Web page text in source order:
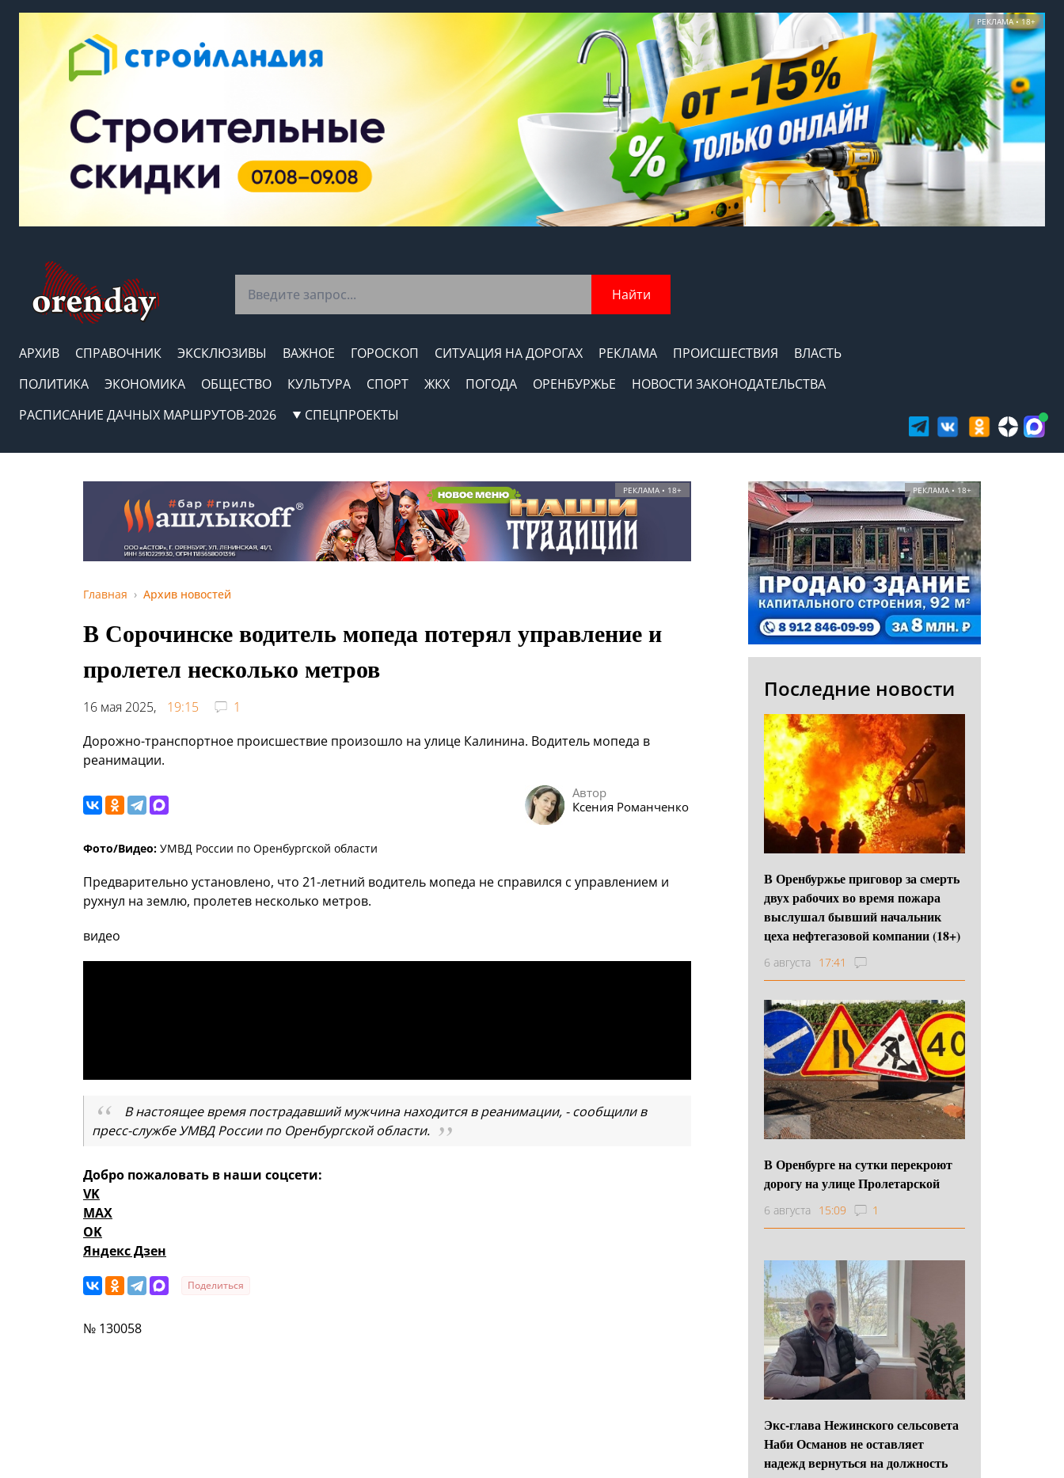
РЕКЛАМА • 18+
Найти
АРХИВ СПРАВОЧНИК ЭКСКЛЮЗИВЫ ВАЖНОЕ ГОРОСКОП СИТУАЦИЯ НА ДОРОГАХ РЕКЛАМА ПРОИСШЕСТВИЯ
ВЛАСТЬ
ПОЛИТИКА
ЭКОНОМИКА ОБЩЕСТВО КУЛЬТУРА СПОРТ ЖКХ ПОГОДА ОРЕНБУРЖЬЕ
НОВОСТИ ЗАКОНОДАТЕЛЬСТВА
РАСПИСАНИЕ ДАЧНЫХ МАРШРУТОВ-2026
СПЕЦПРОЕКТЫ
РЕКЛАМА • 18+
Главная Архив новостей
В Сорочинске водитель мопеда потерял управление и
пролетел несколько метров
16 мая 2025, 19:15
1
Дорожно-транспортное происшествие произошло на улице Калинина. Водитель мопеда в
реанимации.
Автор
Ксения Романченко
Фото/Видео: УМВД России по Оренбургской области
Предварительно установлено, что 21-летний водитель мопеда не справился с управлением и
рухнул на землю, пролетев несколько метров.
видео
В настоящее время пострадавший мужчина находится в реанимации, - сообщили в
пресс-службе УМВД России по Оренбургской области.
Добро пожаловать в наши соцсети:
VK
MAX
OK
Яндекс Дзен
Поделиться
№ 130058
РЕКЛАМА • 18+
Последние новости
В Оренбуржье приговор за смерть
двух рабочих во время пожара
выслушал бывший начальник
цеха нефтегазовой компании (18+)
6 августа 17:41
В Оренбурге на сутки перекроют
дорогу на улице Пролетарской
6 августа 15:09 1
Экс-глава Нежинского сельсовета
Наби Османов не оставляет
надежд вернуться на должность